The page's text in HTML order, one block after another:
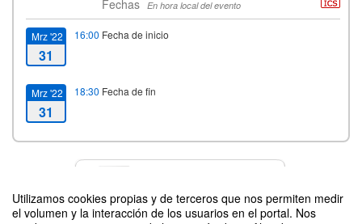
Utilizamos cookies propias y de terceros que nos permiten medir
el volumen y la interacción de los usuarios en el portal. Nos
Fechas En hora local del evento
Mrz '22
31
16:00 Fecha de inicio
Mrz '22
31
18:30 Fecha de fin